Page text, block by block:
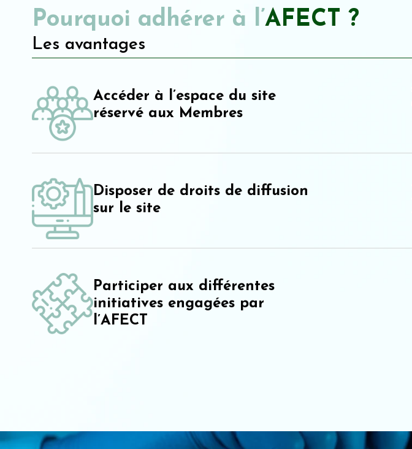
Pourquoi adhérer à l’AFECT ?
Les avantages
Accéder à l’espace du site
réservé aux Membres
Disposer de droits de diffusion
sur le site
Participer aux différentes
initiatives engagées par
l’AFECT